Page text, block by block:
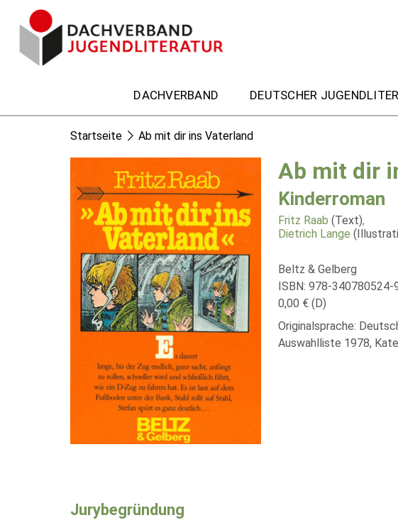
DACHVERBAND DEUTSCHER
Startseite Ab mit dir ins Vaterland
Ab mit dir
Kinderroman
Fritz Raab (Text),
Dietrich Lange
Beltz & Gelberg
ISBN: 978-340780524-
0,00 € (D)
Originalsprache:
Auswahlliste 1978,
Jurybegründung